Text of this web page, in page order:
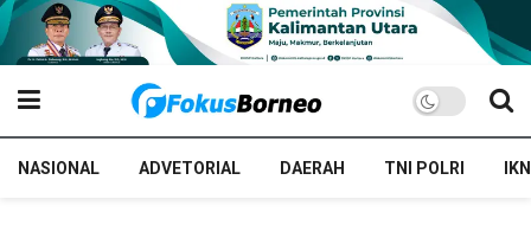
NASIONAL ADVETORIAL DAERAH TNI POLRI IKN